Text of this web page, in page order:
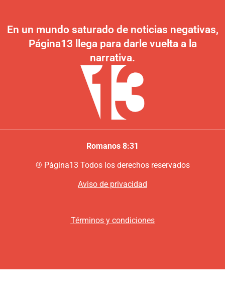
En un mundo saturado de noticias negativas,
Página13 llega para darle vuelta a la
narrativa.
Romanos 8:31
® Página13 Todos los derechos reservados
Aviso de privacidad
Términos y condiciones